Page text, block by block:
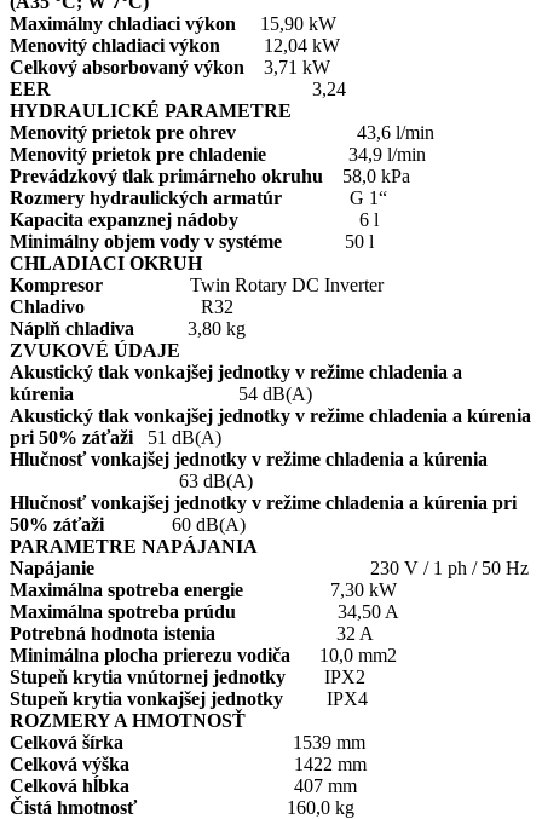
Maximálny chladiaci výkon 15,90 kW
Menovitý chladiaci výkon 12,04 kW
Celkový absorbovaný výkon 3,71 kW
EER 3,24
HYDRAULICKÉ PARAMETRE
Menovitý prietok pre ohrev
43,6 l/min
Menovitý prietok pre chladenie 34,9 l/min
Prevádzkový tlak primárneho okruhu
58,0 kPa
Rozmery hydraulických armatúr G 1“
Kapacita expanznej nádoby 6 l
Minimálny objem vody v systéme 50 l
CHLADIACI OKRUH
Kompresor
Twin Rotary DC Inverter
Chladivo R32
Náplň chladiva 3,80 kg
ZVUKOVÉ ÚDAJE
Akustický tlak vonkajšej jednotky v režime chladenia a
kúrenia 54 dB(A)
Akustický tlak vonkajšej jednotky v režime chladenia a kúrenia
pri 50% záťaži 51 dB(A)
Hlučnosť vonkajšej jednotky v režime chladenia a kúrenia
63 dB(A)
Hlučnosť vonkajšej jednotky v režime chladenia a kúrenia pri
50% záťaži 60 dB(A)
PARAMETRE NAPÁJANIA
Napájanie 230 V / 1 ph / 50 Hz
Maximálna spotreba energie 7,30 kW
Maximálna spotreba prúdu 34,50 A
Potrebná hodnota istenia 32 A
Minimálna plocha prierezu vodiča 10,0 mm2
Stupeň krytia vnútornej jednotky IPX2
Stupeň krytia vonkajšej jednotky IPX4
ROZMERY A HMOTNOSŤ
Celková šírka 1539 mm
Celková výška 1422 mm
Celková hĺbka 407 mm
Čistá hmotnosť160,0 kg